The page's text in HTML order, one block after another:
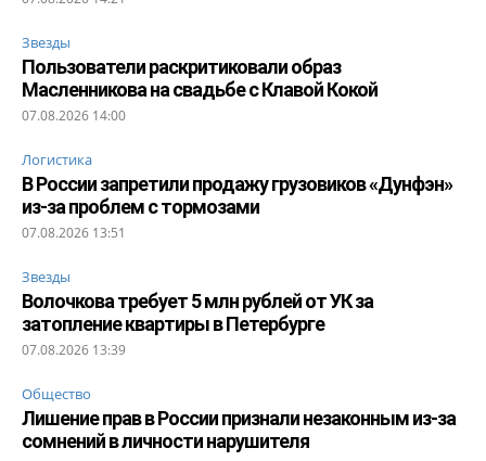
Звезды
Пользователи раскритиковали образ
Масленникова на свадьбе с Клавой Кокой
07.08.2026 14:00
Логистика
В России запретили продажу грузовиков «Дунфэн»
из-за проблем с тормозами
07.08.2026 13:51
Звезды
Волочкова требует 5 млн рублей от УК за
затопление квартиры в Петербурге
07.08.2026 13:39
Общество
Лишение прав в России признали незаконным из-за
сомнений в личности нарушителя